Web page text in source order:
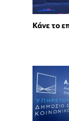
Κάνε το